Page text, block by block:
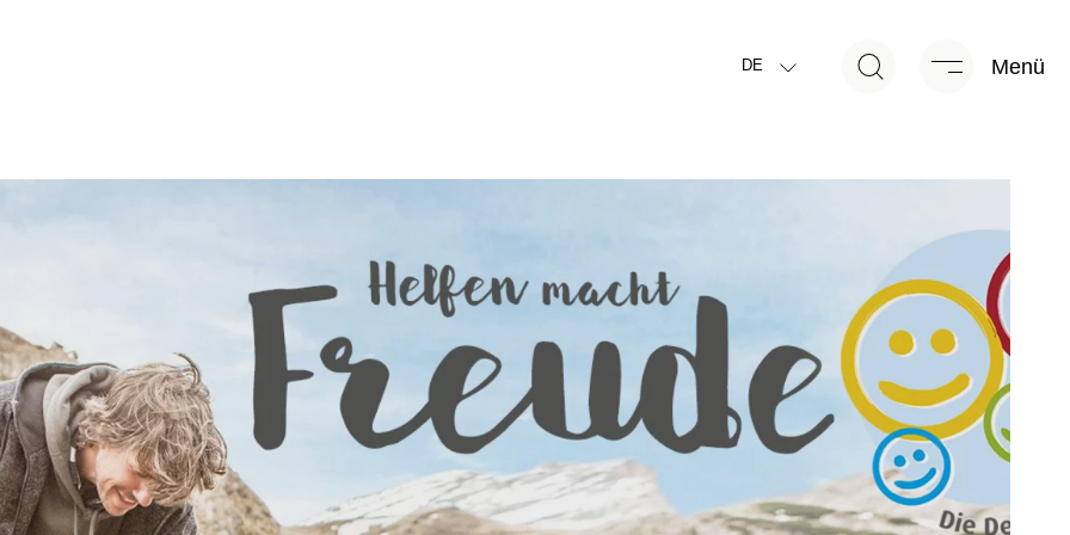
DE Menü